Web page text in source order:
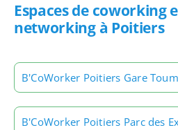
Espaces de coworking
networking à Poitiers
B'CoWorker Poitiers Gare
B'CoWorker Poitiers Parc des